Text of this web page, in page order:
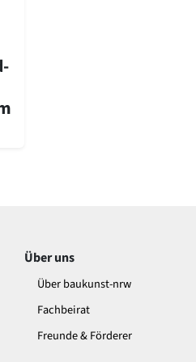
Bauten NRW 2020
der Nachkriegszeit)
Über uns
Über baukunst-nrw
Fachbeirat
Freunde & Förderer